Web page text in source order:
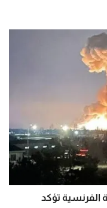
الفرنسية تؤكد